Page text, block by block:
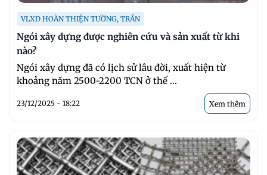
VLXD HOÀN THIỆN TƯỜNG, TRẦN
Ngói xây dựng được nghiên cứu và sản xuất từ khi
nào?
Ngói xây dựng đã có lịch sử lâu đời, xuất hiện từ
khoảng năm 2500-2200 TCN ở thế ...
23/12/2025 - 18:22 Xem thêm